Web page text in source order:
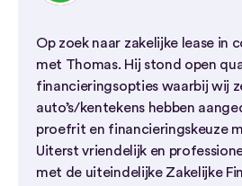
Op zoek naar zakelijke lease in
met Thomas. Hij stond open
financieringsopties waarbij wij
auto’s/kentekens hebben
proefrit en financieringskeuze
Uiterst vriendelijk en
met de uiteindelijke Zakelijke